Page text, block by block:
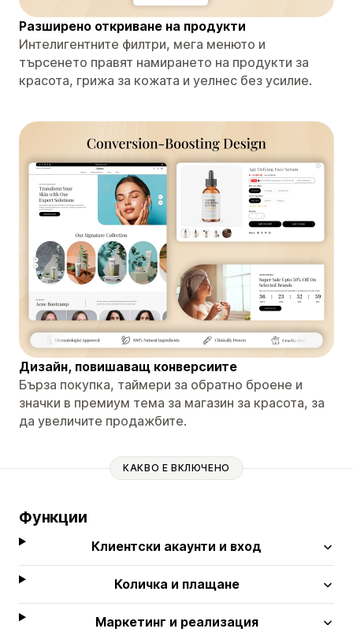
Разширено откриване на продукти
Интелигентните филтри, мега менюто и
търсенето правят намирането на продукти за
красота, грижа за кожата и уелнес без усилие.
Дизайн, повишаващ конверсиите
Бърза покупка, таймери за обратно броене и
значки в премиум тема за магазин за красота, за
да увеличите продажбите.
КАКВО Е ВКЛЮЧЕНО
Функции
Клиентски акаунти и вход
Количка и плащане
Маркетинг и реализация